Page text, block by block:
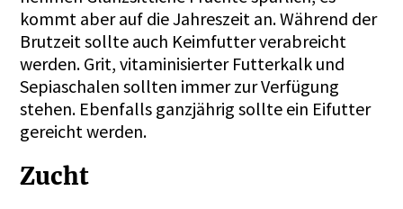
kommt aber auf die Jahreszeit an. Während der
Brutzeit sollte auch Keimfutter verabreicht
werden. Grit, vitaminisierter Futterkalk und
Sepiaschalen sollten immer zur Verfügung
stehen. Ebenfalls ganzjährig sollte ein Eifutter
gereicht werden.
Zucht